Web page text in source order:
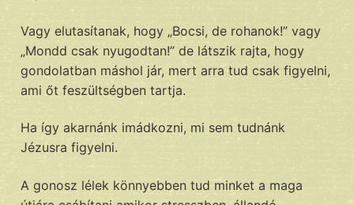
Vagy elutasítanak, hogy „Bocsi, de rohanok!” vagy
„Mondd csak nyugodtan!” de látszik rajta, hogy
gondolatban máshol jár, mert arra tud csak figyelni,
ami őt feszültségben tartja.
Ha így akarnánk imádkozni, mi sem tudnánk
Jézusra figyelni.
A gonosz lélek könnyebben tud minket a maga